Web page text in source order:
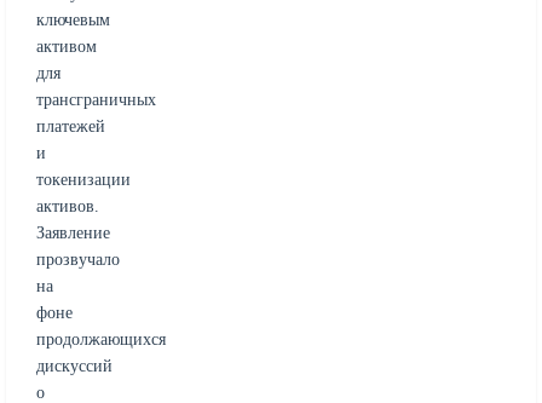
ключевым
активом
для
трансграничных
платежей
и
токенизации
активов.
Заявление
прозвучало
на
фоне
продолжающихся
дискуссий
о